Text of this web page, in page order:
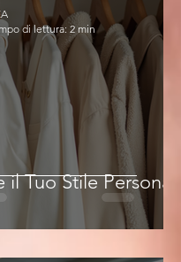
il Tuo Stile Personale
di lettura: 2 min